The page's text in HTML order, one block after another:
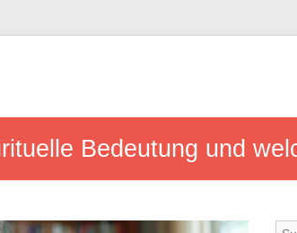
Bedeutung und